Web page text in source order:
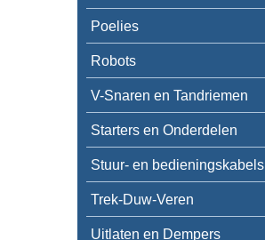
Poelies
Robots
V-Snaren en Tandriemen
Starters en Onderdelen
Stuur- en bedieningskabels
Trek-Duw-Veren
Uitlaten en Dempers